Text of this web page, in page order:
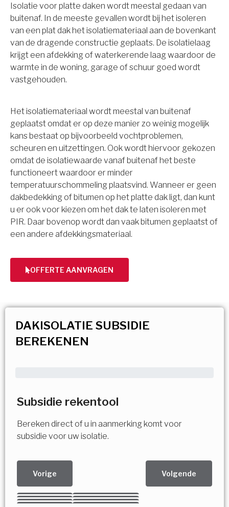
Isolatie voor platte daken wordt meestal gedaan van
buitenaf. In de meeste gevallen wordt bij het isoleren
van een plat dak het isolatiemateriaal aan de bovenkant
van de dragende constructie geplaats. De isolatielaag
krijgt een afdekking of waterkerende laag waardoor de
warmte in de woning, garage of schuur goed wordt
vastgehouden.
Het isolatiemateriaal wordt meestal van buitenaf
geplaatst omdat er op deze manier zo weinig mogelijk
kans bestaat op bijvoorbeeld vochtproblemen,
scheuren en uitzettingen. Ook wordt hiervoor gekozen
omdat de isolatiewaarde vanaf buitenaf het beste
functioneert waardoor er minder
temperatuurschommeling plaatsvind. Wanneer er geen
dakbedekking of bitumen op het platte dak ligt, dan kunt
u er ook voor kiezen om het dak te laten isoleren met
PIR. Daar bovenop wordt dan vaak bitumen geplaatst of
een andere afdekkingsmateriaal.
OFFERTE AANVRAGEN
DAKISOLATIE SUBSIDIE
BEREKENEN
Subsidie rekentool
Bereken direct of u in aanmerking komt voor
subsidie voor uw isolatie.
Vorige Volgende
Kies uw Isolatiemaatregel